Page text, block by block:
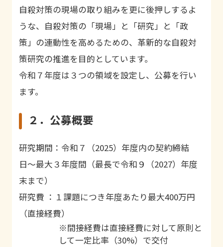
自殺対策の現場の取り組みを更に後押しするよ
うな、自殺対策の「現場」と「研究」と「政
策」の連動性を高めるための、革新的な自殺対
策研究の推進を目的としています。
令和７年度は３つの領域を設定し、公募を行い
ます。
２．公募概要
研究期間：令和７（2025）年度内の契約締結
日〜最大３年度間（最長で令和９（2027）年度
末まで）
研究費 ：１課題につき年度あたり最大400万円
（直接経費）
※間接経費は直接経費に対して原則と
して一定比率（30%）で交付